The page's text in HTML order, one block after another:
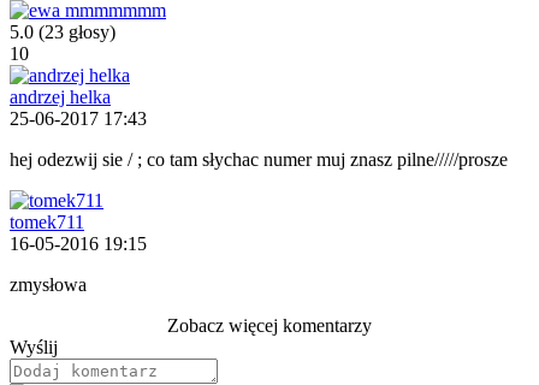
5.0 (23 głosy)
10
andrzej helka
25-06-2017 17:43
hej odezwij sie / ; co tam słychac numer muj znasz pilne/////prosze
tomek711
16-05-2016 19:15
zmysłowa
Zobacz więcej komentarzy
Wyślij